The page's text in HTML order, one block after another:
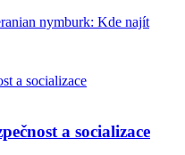
nymburk: Kde najít
a socializace